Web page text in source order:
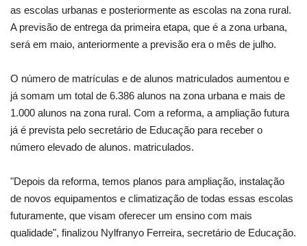
as escolas urbanas e posteriormente as escolas na zona rural.
A previsão de entrega da primeira etapa, que é a zona urbana,
será em maio, anteriormente a previsão era o mês de julho.
O número de matrículas e de alunos matriculados aumentou e
já somam um total de 6.386 alunos na zona urbana e mais de
1.000 alunos na zona rural. Com a reforma, a ampliação futura
já é prevista pelo secretário de Educação para receber o
número elevado de alunos. matriculados.
"Depois da reforma, temos planos para ampliação, instalação
de novos equipamentos e climatização de todas essas escolas
futuramente, que visam oferecer um ensino com mais
qualidade", finalizou Nylfranyo Ferreira, secretário de Educação.